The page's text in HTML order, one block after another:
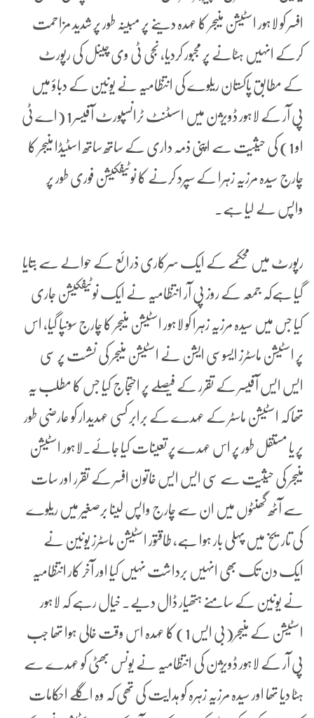
افسر کو لاہور اسٹیشن منیجر کا عہدہ دینے پر مبینہ طور پر شدید مزاحمت
کرکے انہیں ہٹانے پر مجبور کردیا، نجی ٹی وی چینل کی رپورٹ
کے مطابق پاکستان ریلوے کی انتظامیہ نے یونین کے دباؤ میں
پی آر کے لاہور ڈویژن میں اسسٹنٹ ٹرانسپورٹ آفیسر 1 (اے ٹی
او 1) کی حیثیت سے اپنی ذمہ داری کے ساتھ ساتھ اسٹیڈا منیجر کا
چارج سیدہ مرزیہ زہرا کے سپرد کرنے کا نوٹیفکیشن فوری طور پر
واپس لے لیا ہے۔
رپورٹ میں محکمے کے ایک سرکاری ذرائع کے حوالے سے بتایا
گیا ہےکہ جمعہ کے روز پی آر انتظامیہ نے ایک نوٹیفکیشن جاری
کیا جس میں سیدہ مرزیہ زہرا کو لاہور اسٹیشن منیجر کا چارج سونپا گیا، اس
پر اسٹیشن ماسٹرز ایسوسی ایشن نے اسٹیشن منیجر کی نشست پر سی
ایس ایس آفیسر کے تقرر کے فیصلے پر احتجاج کیا جس کا مطلب یہ
تھا کہ اسٹیشن ماسٹر کے عہدے کے برابر کسی عہدیدار کو عارضی طور
پر یا مستقل طور پر اس عہدے پر تعینات کیا جائے۔لاہور اسٹیشن
منیجر کی حیثیت سے سی ایس ایس خاتون افسر کے تقرر اور سات
سے آٹھ گھنٹوں میں ان سے چارج واپس لینا برصغیر میں ریلوے
کی تاریخ میں پہلی بار ہوا ہے، طاقتور اسٹیشن ماسٹرز یونین نے
ایک دن تک بھی انہیں برداشت نہیں کیا اور آخر کار انتظامیہ
نے یونین کے سامنے ہتھیار ڈال دیے۔ خیال رہے کہ لاہور
اسٹیشن کے منیجر(بی ایس 1) کا عہدہ اس وقت خالی ہوا تھا جب
پی آر کے لاہور ڈویژن کی انتظامیہ نے یونس بھٹی کو عہدے سے
ہٹا دیا تھا اور سیدہ مرزیہ زہرہ کو ہدایت کی تھی کہ وہ اگلے احکامات